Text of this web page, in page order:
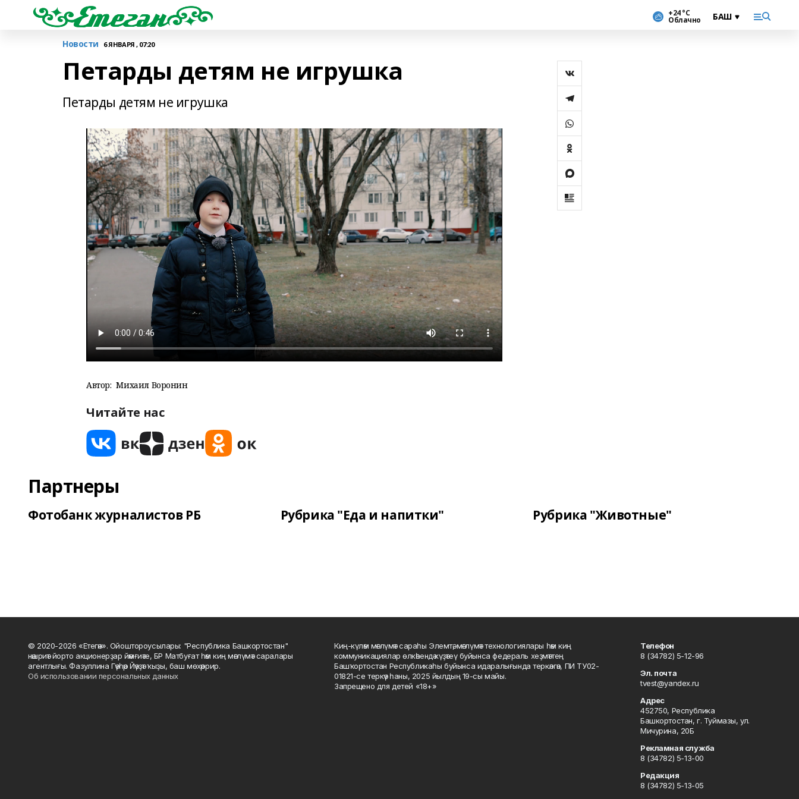
+24 °С
Облачно
Новости 6 ЯНВАРЯ , 07:20
Петарды детям не игрушка
Петарды детям не игрушка
Автор: Михаил Воронин
Читайте нас
Партнеры
Фотобанк журналистов РБ Рубрика "Еда и напитки" Рубрика "Животные"
© 2020-2026 «Етегән». Ойоштороусылары: "Республика Башкортостан"
нәшриәт йорто акционерҙар йәмғиәте, БР Матбуғат һәм киң мәғлүмәт саралары
агентлығы. Фазуллина Гәүһәр Йәүҙәт ҡыҙы, баш мөхәррир.
Об использовании персональных данных
Киң-күләм мәғлүмәт сараһы Элемтә, мәғлүмәт технологиялары һәм киң
коммуникациялар өлкәһендә күҙәтеү буйынса федераль хеҙмәттең
Башҡортостан Республикаһы буйынса идаралығында теркәлгән, ПИ ТУ02-
01821-се теркәү һаны, 2025 йылдың 19-сы майы.
Запрещено для детей «18+»
Телефон
8 (34782) 5-12-96
Эл. почта
tvest@yandex.ru
Адрес
452750, Республика
Башкортостан, г. Туймазы, ул.
Мичурина, 20Б
Рекламная служба
8 (34782) 5-13-00
Редакция
8 (34782) 5-13-05